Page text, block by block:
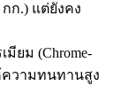
ก.) แต่ยังคง
มียม (Chrome-
ความทนทานสูง